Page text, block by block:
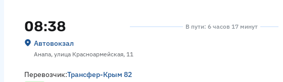
08:38
Автовокзал
Анапа, улица Красноармейская, 11
В пути: 6 часов 17 минут
Перевозчик:Трансфер-Крым 82